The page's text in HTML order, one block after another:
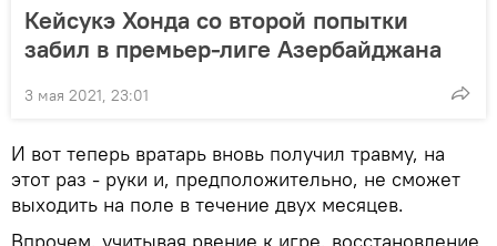
Кейсукэ Хонда со второй попытки
забил в премьер-лиге Азербайджана
3 мая 2021, 23:01
И вот теперь вратарь вновь получил травму, на
этот раз - руки и, предположительно, не сможет
выходить на поле в течение двух месяцев.
Впрочем, учитывая рвение к игре, восстановление